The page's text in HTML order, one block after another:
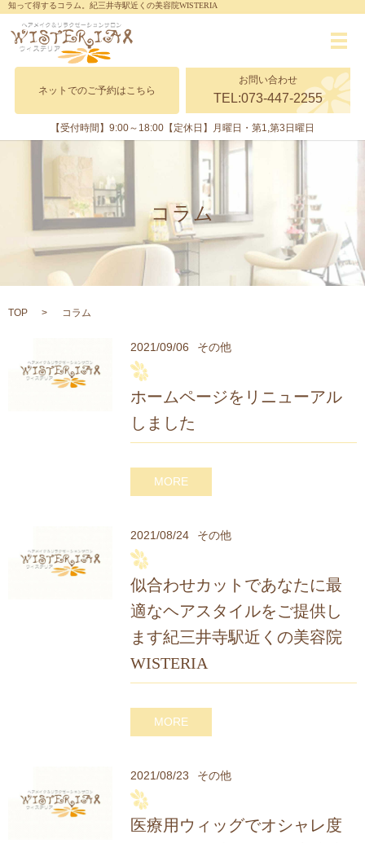
知って得するコラム。紀三井寺駅近くの美容院WISTERIA
ネットでのご予約はこちら
お問い合わせ
TEL:073-447-2255
【受付時間】9:00～18:00 【定休日】月曜日・第1,第3日曜日
メ
コラム
TOP コラム
2021/09/06 その他
ホームページをリニューアル
しました
MORE
2021/08/24 その他
似合わせカットであなたに最
適なヘアスタイルをご提供し
ます紀三井寺駅近くの美容院
WISTERIA
MORE
2021/08/23 その他
医療用ウィッグでオシャレ度